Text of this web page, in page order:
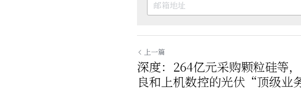
上一篇
深度：264亿元采购颗粒硅等
良和上机数控的光伏“顶级业